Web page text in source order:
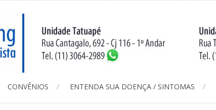
CONVÊNIOS ENTENDA SUA DOENÇA / SINTOMAS